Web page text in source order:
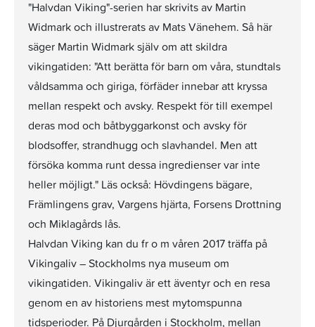
"Halvdan Viking"-serien har skrivits av Martin
Widmark och illustrerats av Mats Vänehem. Så här
säger Martin Widmark själv om att skildra
vikingatiden: "Att berätta för barn om våra, stundtals
våldsamma och giriga, förfäder innebar att kryssa
mellan respekt och avsky. Respekt för till exempel
deras mod och båtbyggarkonst och avsky för
blodsoffer, strandhugg och slavhandel. Men att
försöka komma runt dessa ingredienser var inte
heller möjligt." Läs också: Hövdingens bägare,
Främlingens grav, Vargens hjärta, Forsens Drottning
och Miklagårds lås.
Halvdan Viking kan du fr o m våren 2017 träffa på
Vikingaliv – Stockholms nya museum om
vikingatiden. Vikingaliv är ett äventyr och en resa
genom en av historiens mest mytomspunna
tidsperioder. På Djurgården i Stockholm, mellan